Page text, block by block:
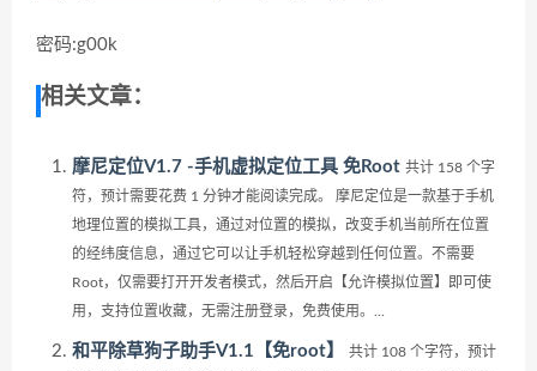
密码:g00k
相关文章：
摩尼定位V1.7 -手机虚拟定位工具 免Root 共计 158 个字
符，预计需要花费 1 分钟才能阅读完成。 摩尼定位是一款基于手机
地理位置的模拟工具，通过对位置的模拟，改变手机当前所在位置
的经纬度信息，通过它可以让手机轻松穿越到任何位置。不需要
Root，仅需要打开开发者模式，然后开启【允许模拟位置】即可使
用，支持位置收藏，无需注册登录，免费使用。...
和平除草狗子助手V1.1【免root】
共计 108 个字符，预计